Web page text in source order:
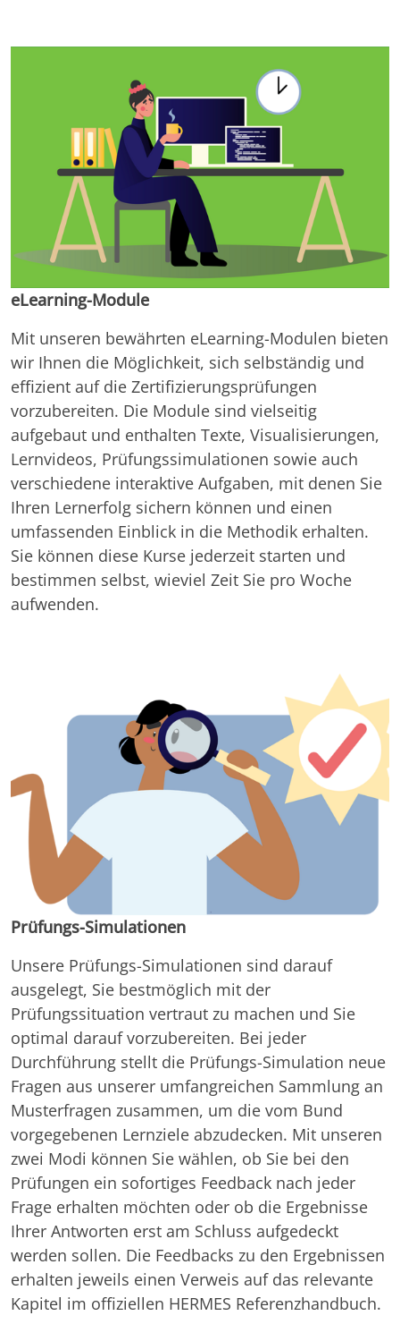
eLearning-Module
Mit unseren bewährten eLearning-Modulen bieten
wir Ihnen die Möglichkeit, sich selbständig und
effizient auf die Zertifizierungsprüfungen
vorzubereiten. Die Module sind vielseitig
aufgebaut und enthalten Texte, Visualisierungen,
Lernvideos, Prüfungssimulationen sowie auch
verschiedene interaktive Aufgaben, mit denen Sie
Ihren Lernerfolg sichern können und einen
umfassenden Einblick in die Methodik erhalten.
Sie können diese Kurse jederzeit starten und
bestimmen selbst, wieviel Zeit Sie pro Woche
aufwenden.
Prüfungs-Simulationen
Unsere Prüfungs-Simulationen sind darauf
ausgelegt, Sie bestmöglich mit der
Prüfungssituation vertraut zu machen und Sie
optimal darauf vorzubereiten. Bei jeder
Durchführung stellt die Prüfungs-Simulation neue
Fragen aus unserer umfangreichen Sammlung an
Musterfragen zusammen, um die vom Bund
vorgegebenen Lernziele abzudecken. Mit unseren
zwei Modi können Sie wählen, ob Sie bei den
Prüfungen ein sofortiges Feedback nach jeder
Frage erhalten möchten oder ob die Ergebnisse
Ihrer Antworten erst am Schluss aufgedeckt
werden sollen. Die Feedbacks zu den Ergebnissen
erhalten jeweils einen Verweis auf das relevante
Kapitel im offiziellen HERMES Referenzhandbuch.